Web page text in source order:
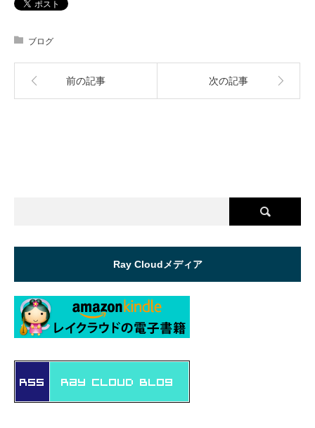
ブログ
前の記事 次の記事
Ray Cloudメディア